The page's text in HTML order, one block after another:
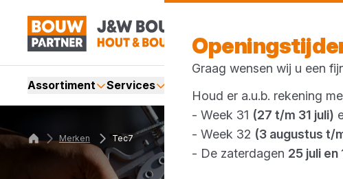
Assortiment Services
Merken Tec7
Graag wensen wij u een
Houd er a.u.b. rekening
- Week 31 (27 t/m 31 juli)
- Week 32 (3 augustus t/
- De zaterdagen 25 juli en